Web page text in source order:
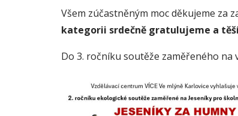
Všem zúčastněným moc děkujeme za
kategorii srdečně gratulujeme a
Do 3. ročníku soutěže zaměřeného na